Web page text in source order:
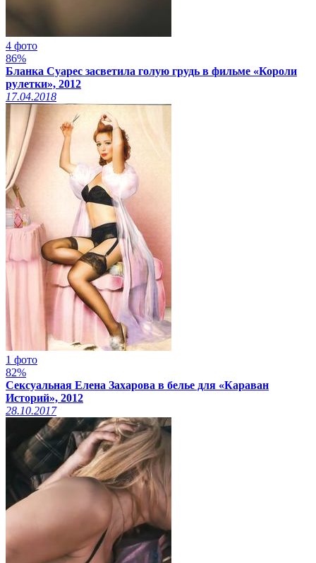
4 фото
86%
Бланка Суарес засветила голую грудь в фильме «Короли
рулетки», 2012
17.04.2018
1 фото
82%
Сексуальная Елена Захарова в белье для «Караван
Историй», 2012
28.10.2017